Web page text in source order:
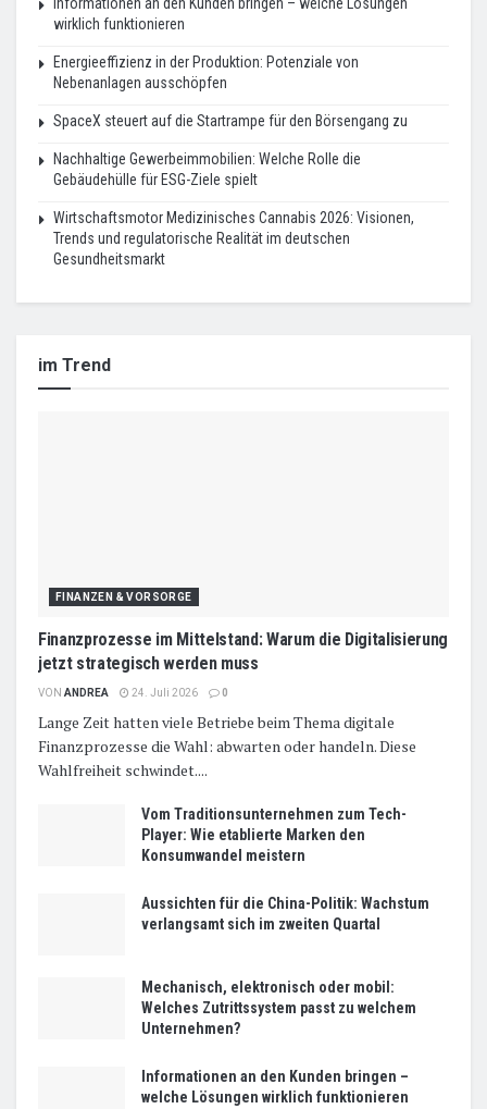
wirklich funktionieren
Energieeffizienz in der Produktion: Potenziale von
Nebenanlagen ausschöpfen
SpaceX steuert auf die Startrampe für den Börsengang zu
Nachhaltige Gewerbeimmobilien: Welche Rolle die
Gebäudehülle für ESG-Ziele spielt
Wirtschaftsmotor Medizinisches Cannabis 2026: Visionen,
Trends und regulatorische Realität im deutschen
Gesundheitsmarkt
im Trend
FINANZEN & VORSORGE
Finanzprozesse im Mittelstand: Warum die Digitalisierung
jetzt strategisch werden muss
VON ANDREA 24. Juli 2026 0
Lange Zeit hatten viele Betriebe beim Thema digitale
Finanzprozesse die Wahl: abwarten oder handeln. Diese
Wahlfreiheit schwindet....
Vom Traditionsunternehmen zum Tech-
Player: Wie etablierte Marken den
Konsumwandel meistern
Aussichten für die China-Politik: Wachstum
verlangsamt sich im zweiten Quartal
Mechanisch, elektronisch oder mobil:
Welches Zutrittssystem passt zu welchem
Unternehmen?
Informationen an den Kunden bringen –
welche Lösungen wirklich funktionieren